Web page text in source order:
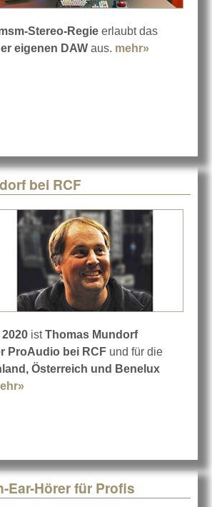
Stereo-Regie erlaubt das
eigenen DAW aus. mehr»
bei RCF
2020 istThomas Mundorf
ProAudio bei RCF und für die
Österreich und Benelux
Ear-Hörer für Profis